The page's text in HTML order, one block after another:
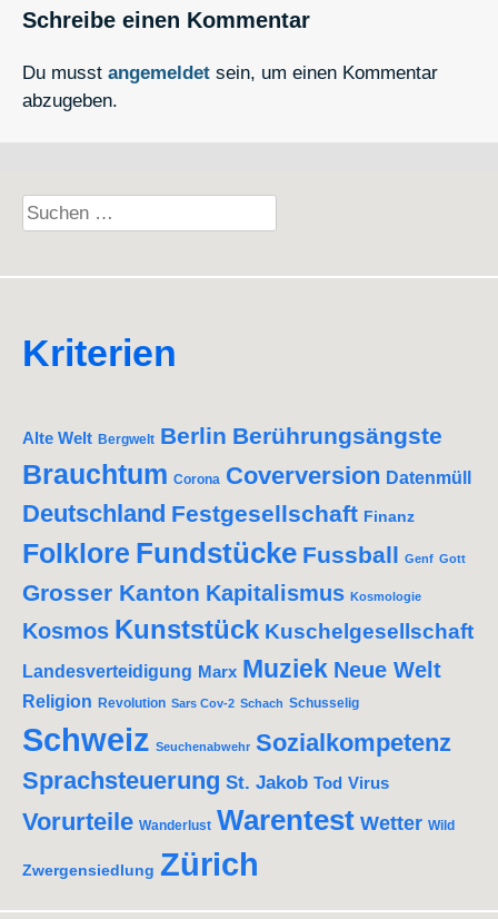
Schreibe einen Kommentar
Du musst angemeldet sein, um einen Kommentar
abzugeben.
Suchen
nach:
Kriterien
Alte Welt Bergwelt Berlin Berührungsängste
Brauchtum Corona Coverversion Datenmüll
Deutschland Festgesellschaft Finanz
Folklore Fundstücke Fussball Genf Gott
Grosser Kanton Kapitalismus Kosmologie
Kosmos Kunststück Kuschelgesellschaft
Landesverteidigung Marx Muziek Neue Welt
Religion Revolution Sars Cov-2 Schach Schusselig
Schweiz Seuchenabwehr Sozialkompetenz
Sprachsteuerung St. Jakob Tod Virus
Vorurteile Wanderlust Warentest Wetter Wild
Zwergensiedlung Zürich